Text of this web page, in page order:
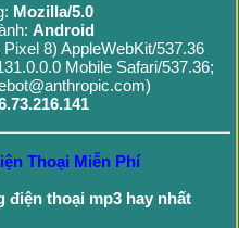
Mozilla/5.0
Android
8) AppleWebKit/537.36
Mobile Safari/537.36;
Thoại Miễn Phí
điện thoại mp3 hay nhất